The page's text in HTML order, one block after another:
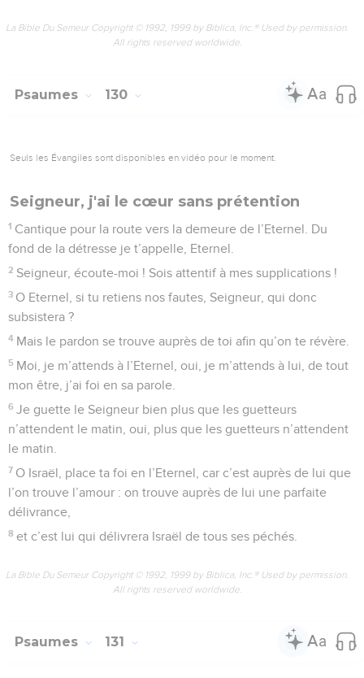
La Bible Du Semeur Copyright © 1992, 1999 by Biblica, Inc.® Used by permission.
All rights reserved worldwide.
Psaumes 130
Seuls les Évangiles sont disponibles en vidéo pour le moment.
Seigneur, j'ai le cœur sans prétention
1 Cantique pour la route vers la demeure de l’Eternel. Du
fond de la détresse je t’appelle, Eternel.
2 Seigneur, écoute-moi ! Sois attentif à mes supplications !
3 O Eternel, si tu retiens nos fautes, Seigneur, qui donc
subsistera ?
4 Mais le pardon se trouve auprès de toi afin qu’on te révère.
5 Moi, je m’attends à l’Eternel, oui, je m’attends à lui, de tout
mon être, j’ai foi en sa parole.
6 Je guette le Seigneur bien plus que les guetteurs
n’attendent le matin, oui, plus que les guetteurs n’attendent
le matin.
7 O Israël, place ta foi en l’Eternel, car c’est auprès de lui que
l’on trouve l’amour : on trouve auprès de lui une parfaite
délivrance,
8 et c’est lui qui délivrera Israël de tous ses péchés.
La Bible Du Semeur Copyright © 1992, 1999 by Biblica, Inc.® Used by permission.
All rights reserved worldwide.
Psaumes 131